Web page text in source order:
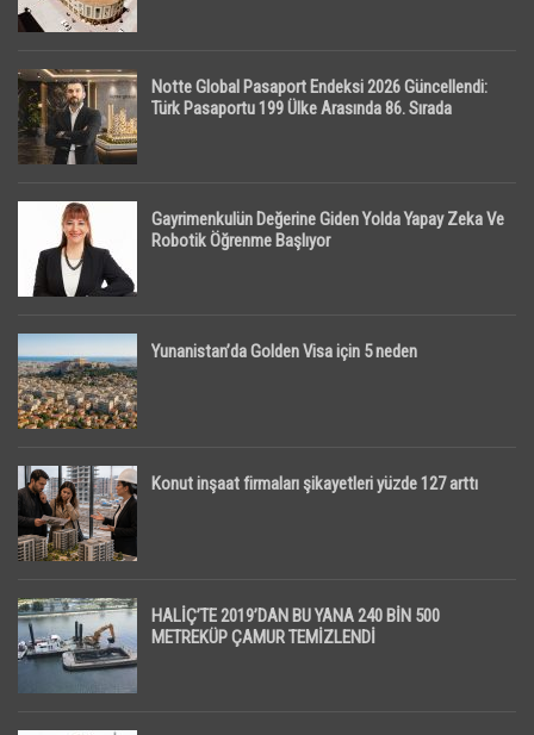
Notte Global Pasaport Endeksi 2026 Güncellendi:
Türk Pasaportu 199 Ülke Arasında 86. Sırada
Gayrimenkulün Değerine Giden Yolda Yapay Zeka Ve
Robotik Öğrenme Başlıyor
Yunanistan’da Golden Visa için 5 neden
Konut inşaat firmaları şikayetleri yüzde 127 arttı
HALİÇ’TE 2019’DAN BU YANA 240 BİN 500
METREKÜP ÇAMUR TEMİZLENDİ